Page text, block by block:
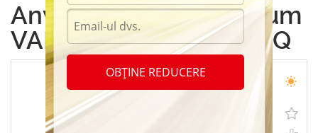
Anvelope de vara Barum
VANIS 195/80 R14 106Q
OBȚINE REDUCERE